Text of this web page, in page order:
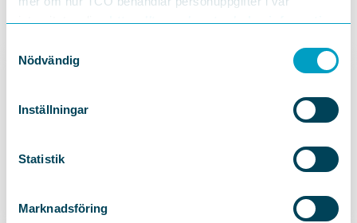
integritetspolicyhttps://tco.se/om-tco/gdpr-information
Nödvändig
Inställningar
Statistik
Marknadsföring